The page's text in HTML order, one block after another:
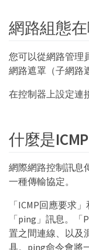
網路組態
您可以從網路管理
網路遮罩（子網路
在控制器上設定連
什麼是
網際網路控制訊息
一種傳輸協定。
「ICMP回應要求
「ping」訊息。
置之間連線、以及
具。ping命令會將